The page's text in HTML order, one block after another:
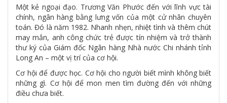
Một kẻ ngoại đạo. Trương Văn Phước đến với lĩnh vực tài
chính, ngân hàng bằng lưng vốn của một cử nhân chuyên
toán. Đó là năm 1982. Nhanh nhẹn, nhiệt tình và thêm chút
may mắn, anh công chức trẻ được tín nhiệm và trở thành
thư ký của Giám đốc Ngân hàng Nhà nước Chi nhánh tỉnh
Long An – một vị trí của cơ hội.
Cơ hội để được học. Cơ hội cho người biết mình không biết
những gì. Cơ hội để mon men tìm đường đến với những
điều chưa biết.